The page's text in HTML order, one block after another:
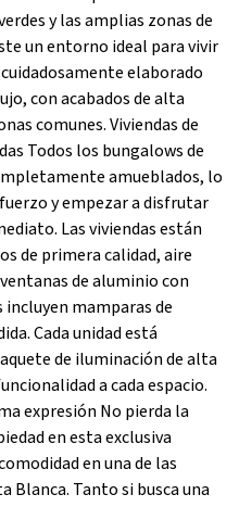
y las amplias zonas de
un entorno ideal para vivir
elaborado
con acabados de alta
comunes. Viviendas de
Todos los bungalows de
amueblados, lo
y empezar a disfrutar
Las viviendas están
de primera calidad, aire
de aluminio con
mamparas de
Cada unidad está
de iluminación de alta
a cada espacio.
expresión No pierda la
en esta exclusiva
en una de las
Blanca. Tanto si busca una